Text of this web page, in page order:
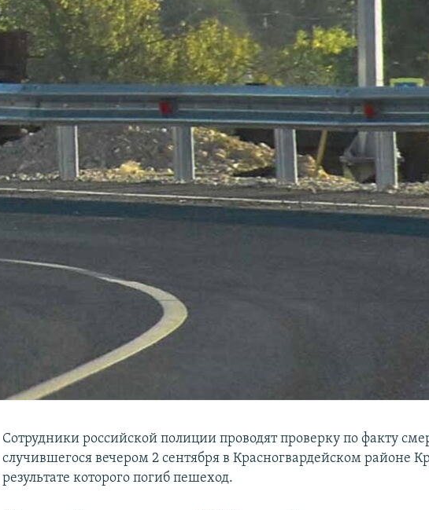
Сотрудники российской полиции проводят проверку по факту
случившегося вечером 2 сентября в Красногвардейском районе
результате которого погиб пешеход.